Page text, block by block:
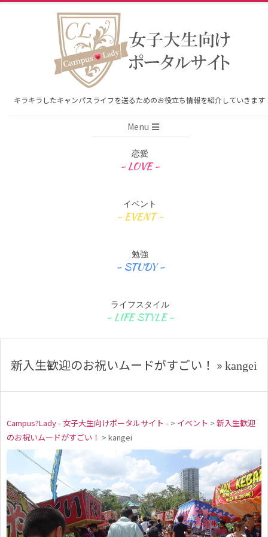
キラキラしたキャンパスライフを送るためのお役立ち情報を紹介していきます
Menu
恋愛
イベント
勉強
ライフスタイル
新入生歓迎のお祝いムードがすごい！ » kangei
Campus?Lady - 女子大生向けポータルサイト - > イベント > 新入生歓迎
のお祝いムードがすごい！ > kangei
k
a
n
g